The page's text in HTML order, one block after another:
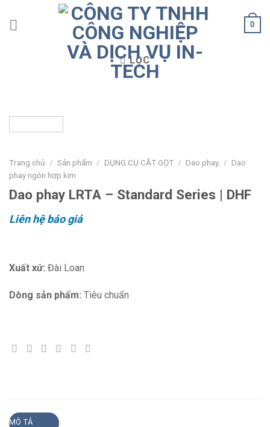
0
LỌC
Trang chủ / Sản phẩm / DỤNG CỤ CẮT GỌT / Dao phay / Dao
phay ngón hợp kim
Dao phay LRTA – Standard Series | DHF
Liên hệ báo giá
Xuất xứ: Đài Loan
Dòng sản phẩm: Tiêu chuẩn
MÔ TẢ